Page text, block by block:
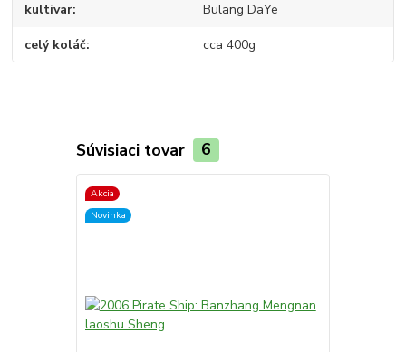
kultivar Bulang DaYe
celý koláč cca 400g
Súvisiaci tovar 6
Akcia
Novinka